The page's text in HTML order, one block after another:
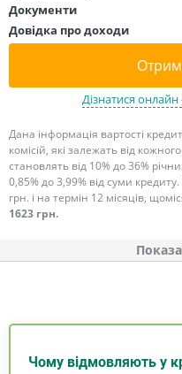
Документи
Довідка про доходи
Дізнатися
Дана інформація вартості
комісій, які залежать від
становлять від 10% до 36%
0,85% до 3,99% від суми
грн. і на термін 12 місяців,
1623 грн.
Чому відмовляють у